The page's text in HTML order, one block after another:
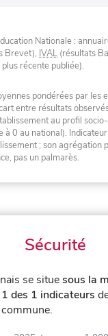
Nationale :
Brevet), IVAL (résultats
récente publiée).
pondérées par les
entre résultats
au profil
à 0 au national).
; son agrégation
pas un palmarès.
Sécurité
se situesous la
des 1 indicateurs